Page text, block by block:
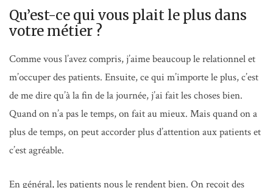
Qu’est-ce qui vous plait le plus dans
votre métier ?
Comme vous l’avez compris, j’aime beaucoup le relationnel et
m’occuper des patients. Ensuite, ce qui m’importe le plus, c’est
de me dire qu’à la fin de la journée, j’ai fait les choses bien.
Quand on n’a pas le temps, on fait au mieux. Mais quand on a
plus de temps, on peut accorder plus d’attention aux patients et
c’est agréable.
En général, les patients nous le rendent bien. On reçoit des